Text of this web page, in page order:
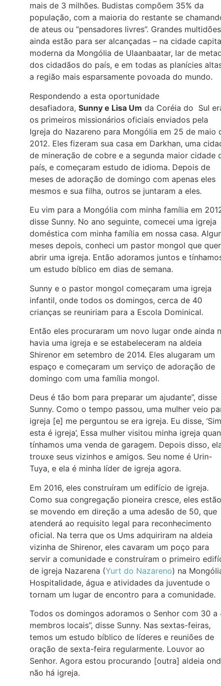
mais de 3 milhões. Budistas compõem 35% da
população, com a maioria do restante se
de ateus ou “pensadores livres”. Grandes multidões
ainda estão para ser alcançadas – na cidade
moderna da Mongólia de Ulaanbaatar, lar de
dos cidadãos do país, e em todas as planícies
a região mais esparsamente povoada do mundo.
Respondendo a esta oportunidade
desafiadora, Sunny e Lisa Um da Coréia do Sul
os primeiros missionários oficiais enviados pela
Igreja do Nazareno para Mongólia em 25 de maio
2012. Eles fizeram sua casa em Darkhan, uma
de mineração de cobre e a segunda maior cidade
país, e começaram estudo de idioma. Depois de
meses de adoração de domingo com apenas eles
mesmos e sua filha, outros se juntaram a eles.
Eu vim para a Mongólia com minha família em
disse Sunny. No ano seguinte, comecei uma igreja
doméstica com minha família em nossa casa.
meses depois, conheci um pastor mongol que
abrir uma igreja. Então adoramos juntos e
um estudo bíblico em dias de semana.
Sunny e o pastor mongol começaram uma igreja
infantil, onde todos os domingos, cerca de 40
crianças se reuniriam para a Escola Dominical.
Então eles procuraram um novo lugar onde ainda
havia uma igreja e se estabeleceram na aldeia
Shirenor em setembro de 2014. Eles alugaram um
espaço e começaram um serviço de adoração de
domingo com uma família mongol.
Deus é tão bom para preparar um ajudante”, disse
Sunny. Como o tempo passou, uma mulher veio
igreja [e] me perguntou se era igreja. Eu disse,
esta é igreja’, Essa mulher visitou minha igreja
tínhamos uma venda de garagem. Depois disso,
trouxe seus vizinhos e amigos. Seu nome é Urin-
Tuya, e ela é minha líder de igreja agora.
Em 2016, eles construíram um edifício de igreja.
Como sua congregação pioneira cresce, eles estão
se movendo em direção a uma adesão de 50, que
atenderá ao requisito legal para reconhecimento
oficial. Na terra que os Ums adquiriram na aldeia
vizinha de Shirenor, eles cavaram um poço para
servir a comunidade e construíram o primeiro
de igreja Nazarena (Yurt do Nazareno) na
Hospitalidade, água e atividades da juventude o
tornam um lugar de encontro para a comunidade.
Todos os domingos adoramos o Senhor com 30 a
membros locais”, disse Sunny. Nas sextas-feiras,
temos um estudo bíblico de líderes e reuniões de
oração de sexta-feira regularmente. Louvor ao
Senhor. Agora estou procurando [outra] aldeia
não há igreja.